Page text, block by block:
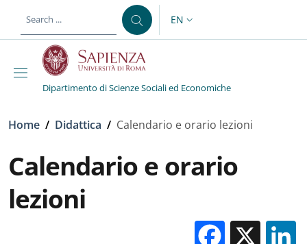
LANGUAGE SWITCHER:
EN
Dipartimento di Scienze Sociali ed Economiche
Breadcrumb
Home / Didattica / Calendario e orario lezioni
Calendario e orario
lezioni
X